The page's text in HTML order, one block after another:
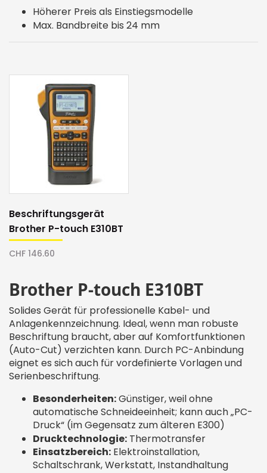
Höherer Preis als Einstiegsmodelle
Max. Bandbreite bis 24 mm
Beschriftungsgerät
Brother P-touch E310BT
CHF 146.60
Brother P-touch E310BT
Solides Gerät für professionelle Kabel- und
Anlagenkennzeichnung. Ideal, wenn man robuste
Beschriftung braucht, aber auf Komfortfunktionen
(Auto-Cut) verzichten kann. Durch PC-Anbindung
eignet es sich auch für vordefinierte Vorlagen und
Serienbeschriftung.
Besonderheiten:Günstiger, weil ohne
automatische Schneideeinheit; kann auch „PC-
Druck“ (im Gegensatz zum älteren E300)
Drucktechnologie: Thermotransfer
Einsatzbereich: Elektroinstallation,
Schaltschrank, Werkstatt, Instandhaltung